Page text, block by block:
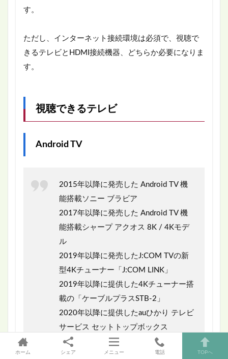
す。
ただし、インターネット接続環境は必須で、視聴で
きるテレビとHDMI接続機器、どちらか必要になりま
す。
視聴できるテレビ
Android TV
2015年以降に発売した Android TV 機
能搭載ソニー ブラビア
2017年以降に発売した Android TV 機
能搭載シャープ アクオス 8K / 4Kモデ
ル
2019年以降に発売したJ:COM TVの新
型4Kチューナー「J:COM LINK」
2019年以降に提供した4Kチューナー搭
載の「ケーブルプラスSTB-2」
2020年以降に提供したauひかり テレビ
サービス セットトップボックス
「STA3000」
2020年以降に発売した Android TV 機
ホーム シェア メニュー 電話 TOPへ